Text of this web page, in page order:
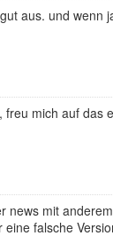
aus. und wenn
freu mich auf das
news mit
eine falsche